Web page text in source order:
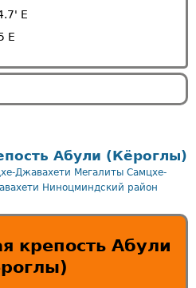
E
E
Абули (Кёроглы)
Джавахети Мегалиты Самцхе-
Ниноцминдский район
крепость Абули